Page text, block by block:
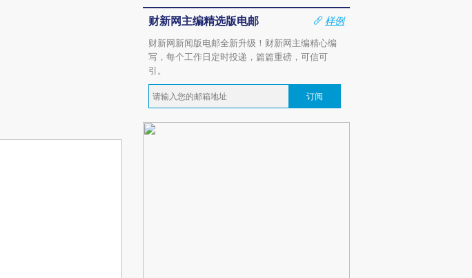
财新网主编精选版电邮
样例
财新网新闻版电邮全新升级！财新网主编精心编
写，每个工作日定时投递，篇篇重磅，可信可
引。
订阅